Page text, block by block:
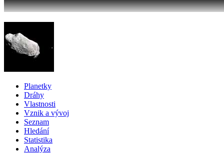
Planetky
Dráhy
Vlastnosti
Vznik a vývoj
Seznam
Hledání
Statistika
Analýza